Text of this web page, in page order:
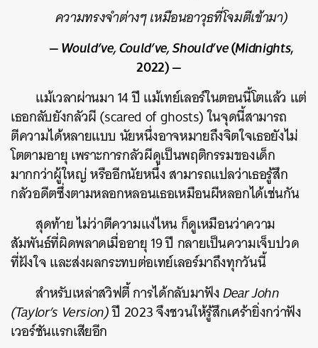
ความทรงจำต่างๆ เหมือนอาวุธที่โจมตีเข้ามา)
—Would’ve, Could’ve, Should’ve(Midnights,
2022) —
แม้เวลาผ่านมา 14 ปี แม้เทย์เลอร์ในตอนนี้โตแล้ว แต่
เธอกลับยังกลัวผี (scared of ghosts) ในจุดนี้สามารถ
ตีความได้หลายแบบ นัยหนึ่งอาจหมายถึงจิตใจเธอยังไม่
โตตามอายุ เพราะการกลัวผีดูเป็นพฤติกรรมของเด็ก
มากกว่าผู้ใหญ่ หรืออีกนัยหนึ่ง สามารถแปลว่าเธอรู้สึก
กลัวอดีตซึ่งตามหลอกหลอนเธอเหมือนผีหลอกได้เช่นกัน
สุดท้าย ไม่ว่าตีความแง่ไหน ก็ดูเหมือนว่าความ
สัมพันธ์ที่ผิดพลาดเมื่ออายุ 19 ปี กลายเป็นความเจ็บปวด
ที่ฝังใจ และส่งผลกระทบต่อเทย์เลอร์มาถึงทุกวันนี้
สำหรับเหล่าสวิฟตี้ การได้กลับมาฟังDear John
(Taylor’s Version)ปี 2023 จึงชวนให้รู้สึกเศร้ายิ่งกว่าฟัง
เวอร์ชันแรกเสียอีก